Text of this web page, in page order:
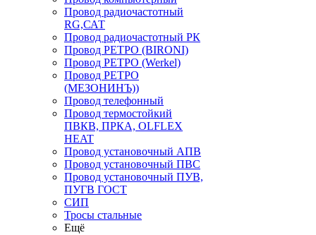
Провод радиочастотный
RG,САТ
Провод радиочастотный РК
Провод РЕТРО (BIRONI)
Провод РЕТРО (Werkel)
Провод РЕТРО
(МЕЗОНИНЪ))
Провод телефонный
Провод термостойкий
ПВКВ, ПРКА, OLFLEX
HEAT
Провод установочный АПВ
Провод установочный ПВС
Провод установочный ПУВ,
ПУГВ ГОСТ
СИП
Тросы стальные
Ещё